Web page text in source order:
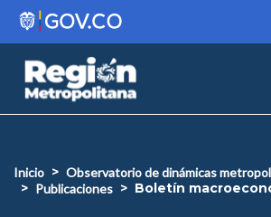
Pasar al contenido principal
inicio
observatorio de dinámicas
publicaciones
boletín